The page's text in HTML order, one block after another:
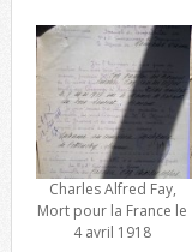
Charles Alfred Fay,
Mort pour la France le
4 avril 1918